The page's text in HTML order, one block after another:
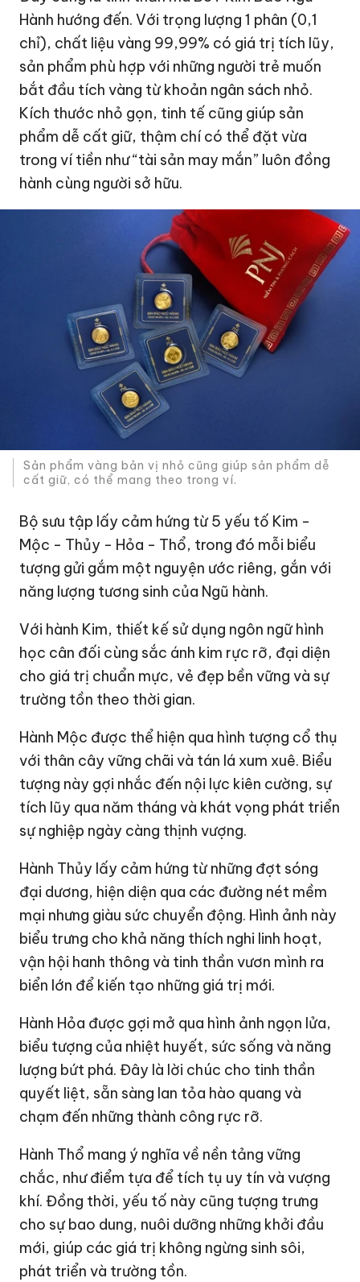
Hành hướng đến. Với trọng lượng 1 phân (0,1
chỉ), chất liệu vàng 99,99% có giá trị tích lũy,
sản phẩm phù hợp với những người trẻ muốn
bắt đầu tích vàng từ khoản ngân sách nhỏ.
Kích thước nhỏ gọn, tinh tế cũng giúp sản
phẩm dễ cất giữ, thậm chí có thể đặt vừa
trong ví tiền như “tài sản may mắn” luôn đồng
hành cùng người sở hữu.
Sản phẩm vàng bản vị nhỏ cũng giúp sản phẩm dễ
cất giữ, có thể mang theo trong ví.
Bộ sưu tập lấy cảm hứng từ 5 yếu tố Kim -
Mộc - Thủy - Hỏa - Thổ, trong đó mỗi biểu
tượng gửi gắm một nguyện ước riêng, gắn với
năng lượng tương sinh của Ngũ hành.
Với hành Kim, thiết kế sử dụng ngôn ngữ hình
học cân đối cùng sắc ánh kim rực rỡ, đại diện
cho giá trị chuẩn mực, vẻ đẹp bền vững và sự
trường tồn theo thời gian.
Hành Mộc được thể hiện qua hình tượng cổ thụ
với thân cây vững chãi và tán lá xum xuê. Biểu
tượng này gợi nhắc đến nội lực kiên cường, sự
tích lũy qua năm tháng và khát vọng phát triển
sự nghiệp ngày càng thịnh vượng.
Hành Thủy lấy cảm hứng từ những đợt sóng
đại dương, hiện diện qua các đường nét mềm
mại nhưng giàu sức chuyển động. Hình ảnh này
biểu trưng cho khả năng thích nghi linh hoạt,
vận hội hanh thông và tinh thần vươn mình ra
biển lớn để kiến tạo những giá trị mới.
Hành Hỏa được gợi mở qua hình ảnh ngọn lửa,
biểu tượng của nhiệt huyết, sức sống và năng
lượng bứt phá. Đây là lời chúc cho tinh thần
quyết liệt, sẵn sàng lan tỏa hào quang và
chạm đến những thành công rực rỡ.
Hành Thổ mang ý nghĩa về nền tảng vững
chắc, như điểm tựa để tích tụ uy tín và vượng
khí. Đồng thời, yếu tố này cũng tượng trưng
cho sự bao dung, nuôi dưỡng những khởi đầu
mới, giúp các giá trị không ngừng sinh sôi,
phát triển và trường tồn.